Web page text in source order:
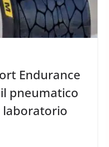
Endurance
pneumatico
laboratorio